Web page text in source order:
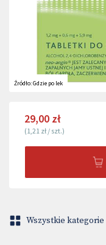
Źródło:Gdzie po lek
29,00 zł
(1,21 zł / szt.)
Wszystkie kategorie